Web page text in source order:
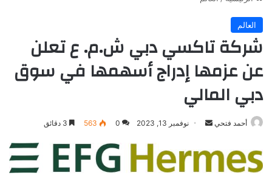
العالم
شركة تاكسي دبي ش.م. ع تعلن
عن عزمها إدراج أسهمها في سوق
دبي المالي
أحمد فتحي
أرسل
إلكترونيا
نوفمبر 13, 2023 0
563